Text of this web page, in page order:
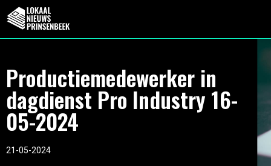
Productiemedewerker in
dagdienst Pro Industry 16-
05-2024
21-05-2024